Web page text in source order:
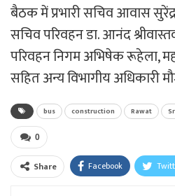
बैठक में प्रभारी सचिव आवास
सचिव परिवहन डा. आनंद
परिवहन निगम अभिषेक रूहेला,
सहित अन्य विभागीय अधिकारी
bus construction Rawat
0
Share Facebook